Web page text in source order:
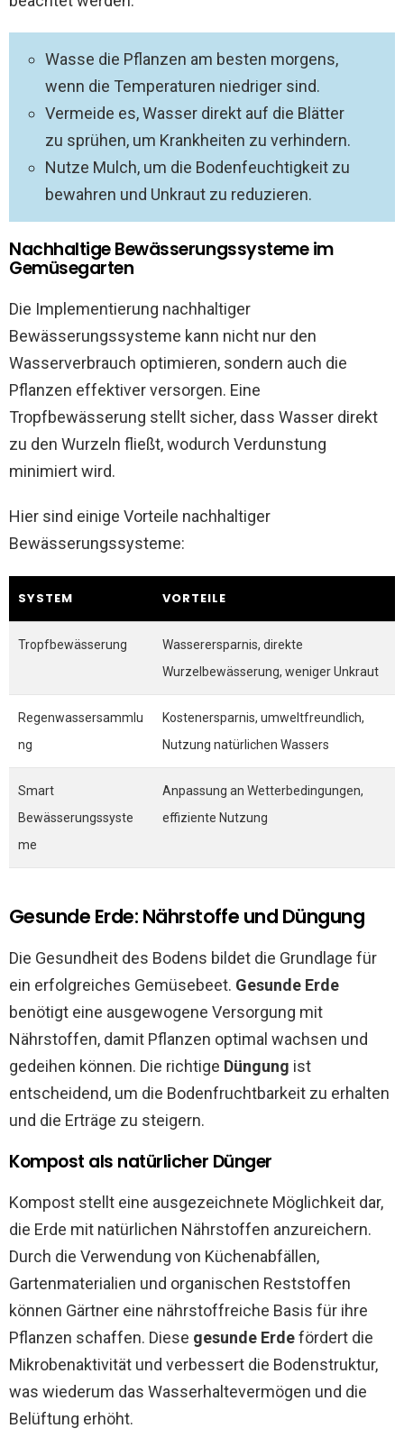
Wasse die Pflanzen am besten morgens,
wenn die Temperaturen niedriger sind.
Vermeide es, Wasser direkt auf die Blätter
zu sprühen, um Krankheiten zu verhindern.
Nutze Mulch, um die Bodenfeuchtigkeit zu
bewahren und Unkraut zu reduzieren.
Nachhaltige Bewässerungssysteme im
Gemüsegarten
Die Implementierung nachhaltiger
Bewässerungssysteme kann nicht nur den
Wasserverbrauch optimieren, sondern auch die
Pflanzen effektiver versorgen. Eine
Tropfbewässerung stellt sicher, dass Wasser direkt
zu den Wurzeln fließt, wodurch Verdunstung
minimiert wird.
Hier sind einige Vorteile nachhaltiger
Bewässerungssysteme:
SYSTEM VORTEILE
Tropfbewässerung
Wasserersparnis, direkte
Wurzelbewässerung, weniger Unkraut
Regenwassersammlu
ng
Kostenersparnis, umweltfreundlich,
Nutzung natürlichen Wassers
Smart
Bewässerungssyste
me
Anpassung an Wetterbedingungen,
effiziente Nutzung
Gesunde Erde: Nährstoffe und Düngung
Die Gesundheit des Bodens bildet die Grundlage für
ein erfolgreiches Gemüsebeet. Gesunde Erde
benötigt eine ausgewogene Versorgung mit
Nährstoffen, damit Pflanzen optimal wachsen und
gedeihen können. Die richtige Düngung ist
entscheidend, um die Bodenfruchtbarkeit zu erhalten
und die Erträge zu steigern.
Kompost als natürlicher Dünger
Kompost stellt eine ausgezeichnete Möglichkeit dar,
die Erde mit natürlichen Nährstoffen anzureichern.
Durch die Verwendung von Küchenabfällen,
Gartenmaterialien und organischen Reststoffen
können Gärtner eine nährstoffreiche Basis für ihre
Pflanzen schaffen. Diese gesunde Erdefördert die
Mikrobenaktivität und verbessert die Bodenstruktur,
was wiederum das Wasserhaltevermögen und die
Belüftung erhöht.